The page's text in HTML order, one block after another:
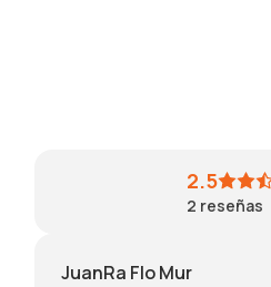
2.5
2 reseñas
JuanRa Flo Mur